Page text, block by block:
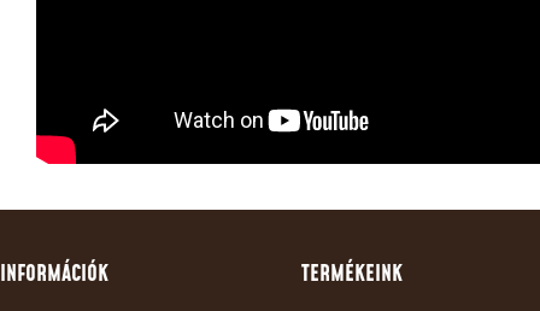
INFORMÁCIÓK TERMÉKEINK